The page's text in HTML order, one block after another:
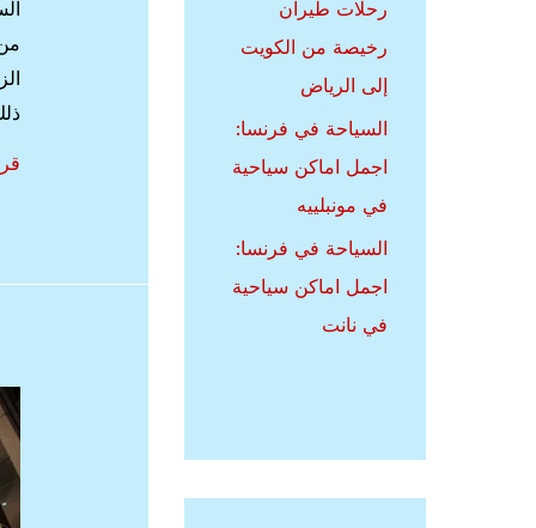
رحلات طيران
رخيصة من الكويت
إلى الرياض
السياحة في فرنسا:
اجمل اماكن سياحية
في مونبلييه
السياحة في فرنسا:
اجمل اماكن سياحية
في نانت